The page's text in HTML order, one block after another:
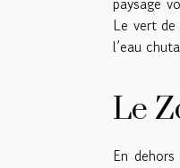
Le vert
l’eau
Le
En